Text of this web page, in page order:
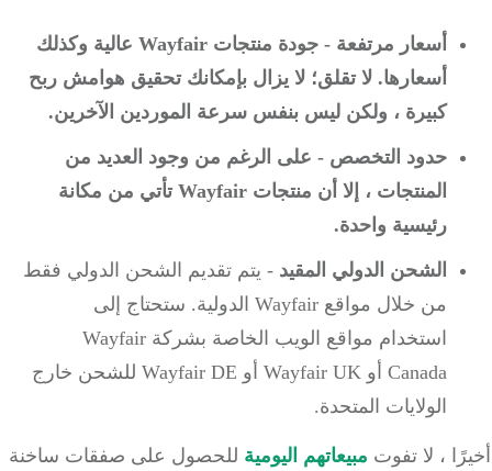
أسعار مرتفعة - جودة منتجات Wayfair عالية وكذلك
أسعارها. لا تقلق؛لا يزال بإمكانك تحقيق هوامش ربح
كبيرة ، ولكن ليس بنفس سرعة الموردين الآخرين.
حدود التخصص - على الرغم من وجود العديد من
المنتجات ، إلا أن منتجات Wayfair تأتي من مكانة
رئيسية واحدة.
الشحن الدولي المقيد- يتم تقديم الشحن الدولي فقط
من خلال مواقع Wayfair الدولية.
ستحتاج إلى
استخدام مواقع الويب الخاصة بشركة Wayfair
Canada أو Wayfair UK أو Wayfair DE للشحن خارج
الولايات المتحدة.
، لا تفوتمبيعاتهم اليوميةللحصول على صفقات ساخنة